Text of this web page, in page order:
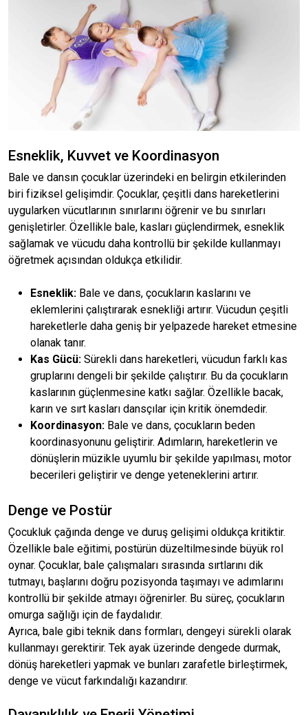
Esneklik, Kuvvet ve Koordinasyon
Bale ve dansın çocuklar üzerindeki en belirgin etkilerinden
biri fiziksel gelişimdir. Çocuklar, çeşitli dans hareketlerini
uygularken vücutlarının sınırlarını öğrenir ve bu sınırları
genişletirler. Özellikle bale, kasları güçlendirmek, esneklik
sağlamak ve vücudu daha kontrollü bir şekilde kullanmayı
öğretmek açısından oldukça etkilidir.
Esneklik: Bale ve dans, çocukların kaslarını ve
eklemlerini çalıştırarak esnekliği artırır. Vücudun çeşitli
hareketlerle daha geniş bir yelpazede hareket etmesine
olanak tanır.
Kas Gücü: Sürekli dans hareketleri, vücudun farklı kas
gruplarını dengeli bir şekilde çalıştırır. Bu da çocukların
kaslarının güçlenmesine katkı sağlar. Özellikle bacak,
karın ve sırt kasları dansçılar için kritik önemdedir.
Koordinasyon: Bale ve dans, çocukların beden
koordinasyonunu geliştirir. Adımların, hareketlerin ve
dönüşlerin müzikle uyumlu bir şekilde yapılması, motor
becerileri geliştirir ve denge yeteneklerini artırır.
Denge ve Postür
Çocukluk çağında denge ve duruş gelişimi oldukça kritiktir.
Özellikle bale eğitimi, postürün düzeltilmesinde büyük rol
oynar. Çocuklar, bale çalışmaları sırasında sırtlarını dik
tutmayı, başlarını doğru pozisyonda taşımayı ve adımlarını
kontrollü bir şekilde atmayı öğrenirler. Bu süreç, çocukların
omurga sağlığı için de faydalıdır.
Ayrıca, bale gibi teknik dans formları, dengeyi sürekli olarak
kullanmayı gerektirir. Tek ayak üzerinde dengede durmak,
dönüş hareketleri yapmak ve bunları zarafetle birleştirmek,
denge ve vücut farkındalığı kazandırır.